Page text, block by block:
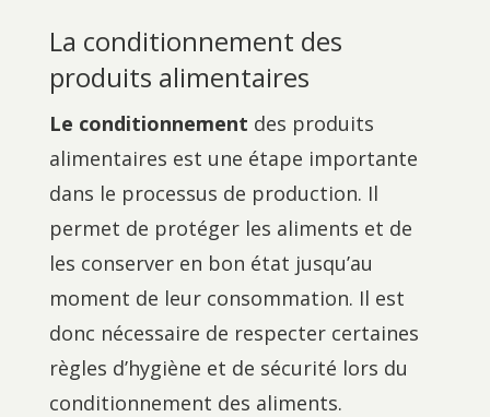
La conditionnement des
produits alimentaires
Le conditionnement des produits
alimentaires est une étape importante
dans le processus de production. Il
permet de protéger les aliments et de
les conserver en bon état jusqu’au
moment de leur consommation. Il est
donc nécessaire de respecter certaines
règles d’hygiène et de sécurité lors du
conditionnement des aliments.